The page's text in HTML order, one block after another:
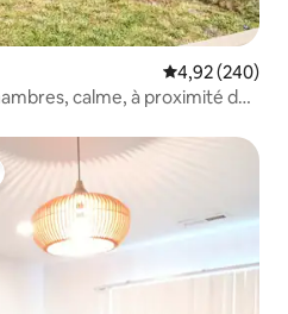
Évaluation
4,92 (240)
calme, à proximité des